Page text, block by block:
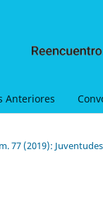
Anteriores
77 (2019):